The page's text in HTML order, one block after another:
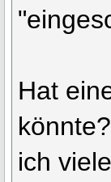
Hat
ich